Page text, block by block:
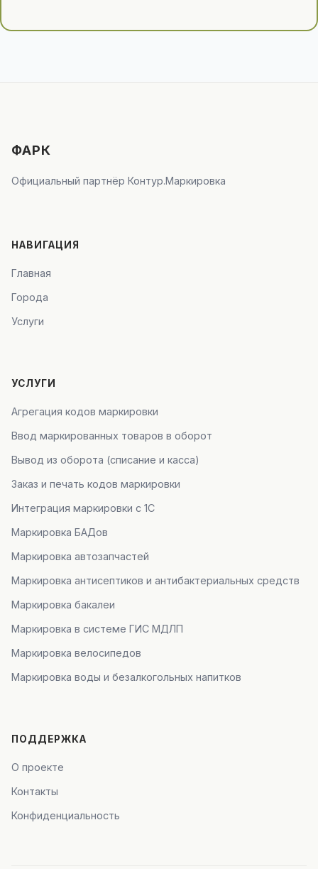
ФАРК
Официальный партнёр Контур.Маркировка
НАВИГАЦИЯ
Главная
Города
Услуги
УСЛУГИ
Агрегация кодов маркировки
Ввод маркированных товаров в оборот
Вывод из оборота (списание и касса)
Заказ и печать кодов маркировки
Интеграция маркировки с 1С
Маркировка БАДов
Маркировка автозапчастей
Маркировка антисептиков и антибактериальных средств
Маркировка бакалеи
Маркировка в системе ГИС МДЛП
Маркировка велосипедов
Маркировка воды и безалкогольных напитков
ПОДДЕРЖКА
О проекте
Контакты
Конфиденциальность